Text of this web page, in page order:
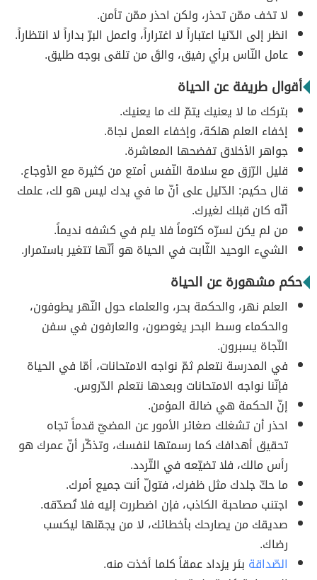
لا تخف ممّن تحذر، ولكن احذر ممّن تأمن.
انظر إلى الدّنيا اعتباراً لا اغتراراً، واعمل البرّ بداراً لا انتظاراً.
عامل النّاس برأي رفيق، والقَ من تلقى بوجه طليق.
أقوال طريفة عن الحياة
بتركك ما لا يعنيك يتمّ لك ما يعنيك.
إخفاء العلم هلكة، وإخفاء العمل نجاة.
جواهر الأخلاق تفضحها المعاشرة.
قليل الرّزق مع سلامة النّفس أمتع من كثيرة مع الأوجاع.
قال حكيم: الدّليل على أنّ ما في يدك ليس هو لك، علمك
أنّه كان قبلك لغيرك.
من لم يكن لسرّه كتوماً فلا يلم في كشفه نديماً.
الشيء الوحيد الثّابت في الحياة هو أنّها تتغير باستمرار.
حكم مشهورة عن الحياة
العلم نهر، والحكمة بحر، والعلماء حول النّهر يطوفون،
والحكماء وسط البحر يغوصون، والعارفون في سفن
النّجاة يسبرون.
في المدرسة نتعلم ثمّ نواجه الامتحانات، أمّا في الحياة
فإنّنا نواجه الامتحانات وبعدها نتعلم الدّروس.
إنّ الحكمة هي ضالة المؤمن.
احذر أن تشغلك صغائر الأمور عن المضيّ قدماً تجاه
تحقيق أهدافك كما رسمتها لنفسك، وتذكّر أنّ عمرك هو
رأس مالك، فلا تضيّعه في التّردد.
ما حكّ جلدك مثل ظفرك، فتولّ أنت جميع أمرك.
اجتنب مصاحبة الكاذب، فإن اضطررت إليه فلا تُصدّقه.
صديقك من يصارحك بأخطائك، لا من يجمّلها ليكسب
رضاك.
الصّداقة بئر يزداد عمقاً كلما أخذت منه.